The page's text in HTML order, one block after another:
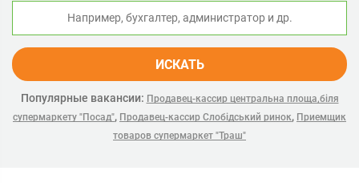
ИСКАТЬ
Популярные вакансии: Продавец-кассир центральна площа,біля
супермаркету "Посад", Продавец-кассир Слобідський ринок, Приемщик
товаров супермаркет "Траш"